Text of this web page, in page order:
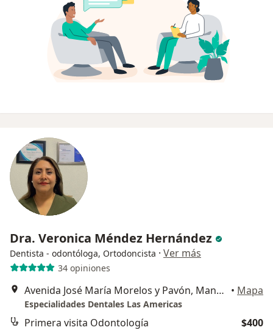
Dra. Veronica Méndez Hernández
Dentista - odontóloga, Ortodoncista · Ver más
34 opiniones
Avenida José María Morelos y Pavón, Manzana 44 Lote 32 B, Las Americas, Ecatepec de Morelos • Mapa
Especialidades Dentales Las Americas
Primera visita Odontología
$400